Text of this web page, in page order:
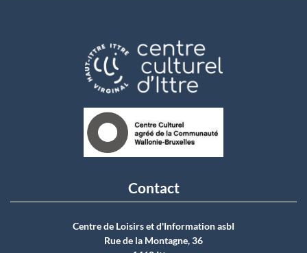
Contact
Centre de Loisirs et d'Information asbI
Rue de la Montagne, 36